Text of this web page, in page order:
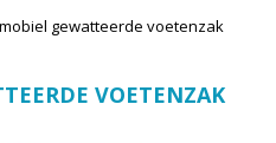
gewatteerde voetenzak
VOETENZAK